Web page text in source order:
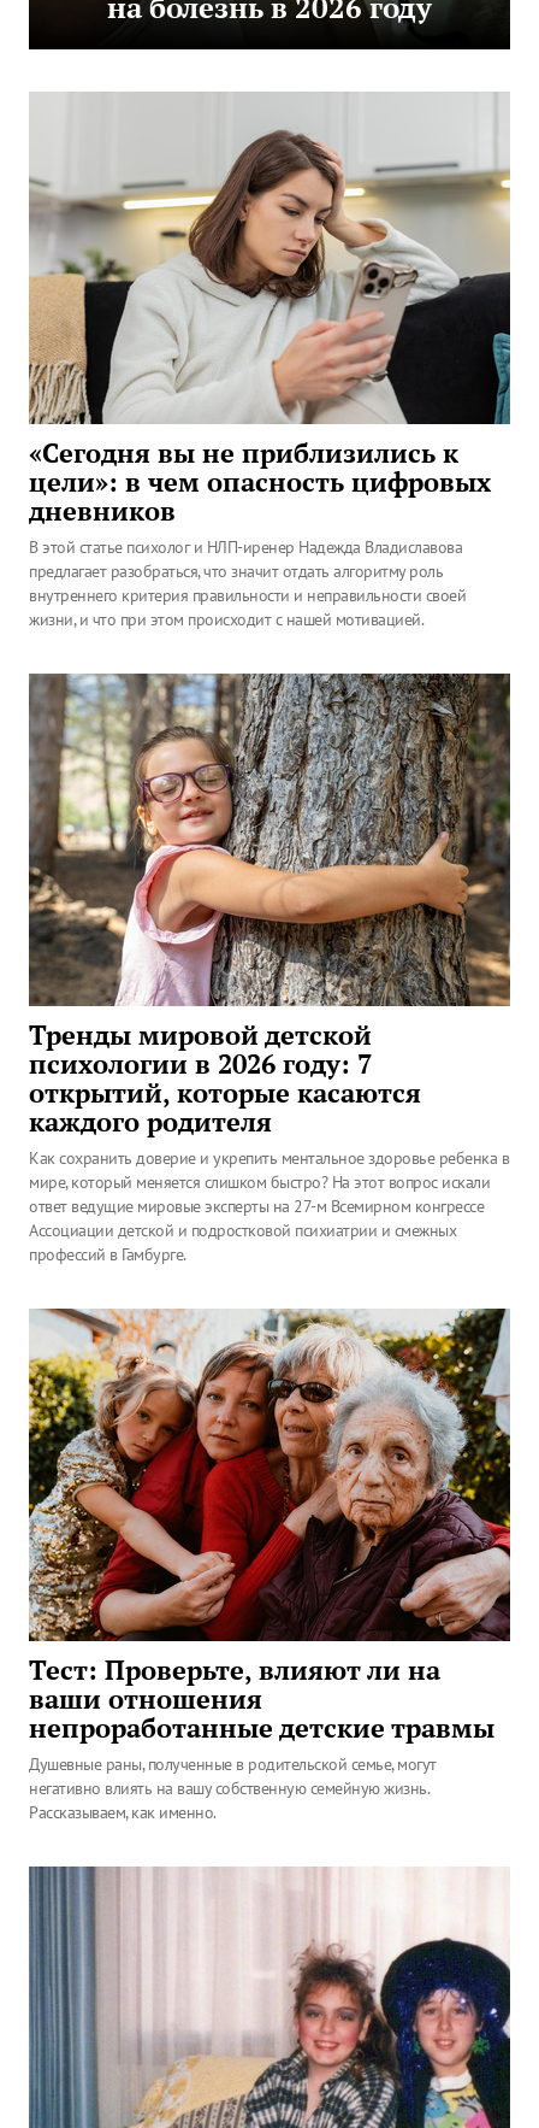
на болезнь в 2026 году
«Сегодня вы не приблизились к
цели»: в чем опасность цифровых
дневников
В этой статье психолог и НЛП-иренер Надежда Владиславова
предлагает разобраться, что значит отдать алгоритму роль
внутреннего критерия правильности и неправильности своей
жизни, и что при этом происходит с нашей мотивацией.
Тренды мировой детской
психологии в 2026 году: 7
открытий, которые касаются
каждого родителя
Как сохранить доверие и укрепить ментальное здоровье ребенка в
мире, который меняется слишком быстро? На этот вопрос искали
ответ ведущие мировые эксперты на 27-м Всемирном конгрессе
Ассоциации детской и подростковой психиатрии и смежных
профессий в Гамбурге.
Тест: Проверьте, влияют ли на
ваши отношения
непроработанные детские травмы
Душевные раны, полученные в родительской семье, могут
негативно влиять на вашу собственную семейную жизнь.
Рассказываем, как именно.